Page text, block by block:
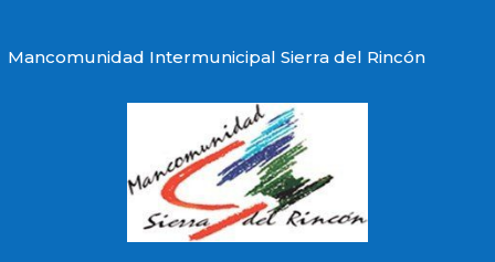
Mancomunidad Intermunicipal Sierra del Rincón